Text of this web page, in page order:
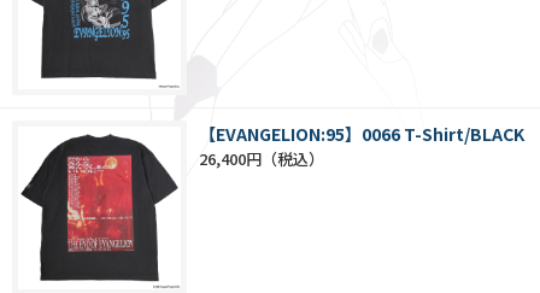
【EVANGELION:95】0066 T-Shirt/BLACK
26,400円